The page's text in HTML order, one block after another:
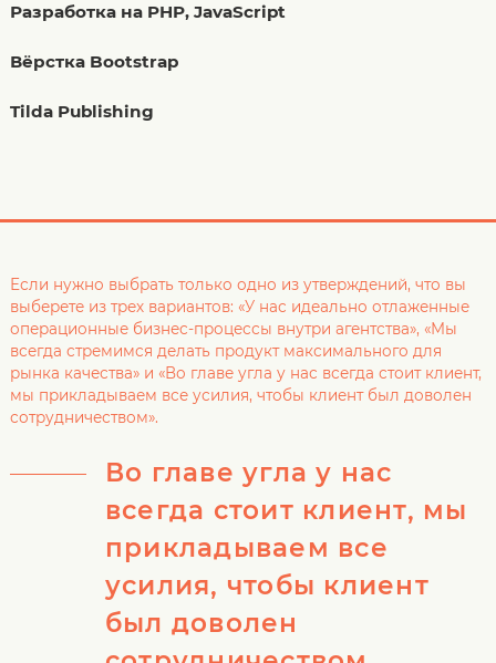
Разработка на PHP, JavaScript
Вёрстка Bootstrap
Tilda Publishing
Если нужно выбрать только одно из утверждений, что вы
выберете из трех вариантов: «У нас идеально отлаженные
операционные бизнес-процессы внутри агентства», «Мы
всегда стремимся делать продукт максимального для
рынка качества» и «Во главе угла у нас всегда стоит клиент,
мы прикладываем все усилия, чтобы клиент был доволен
сотрудничеством».
Во главе угла у нас
всегда стоит клиент, мы
прикладываем все
усилия, чтобы клиент
был доволен